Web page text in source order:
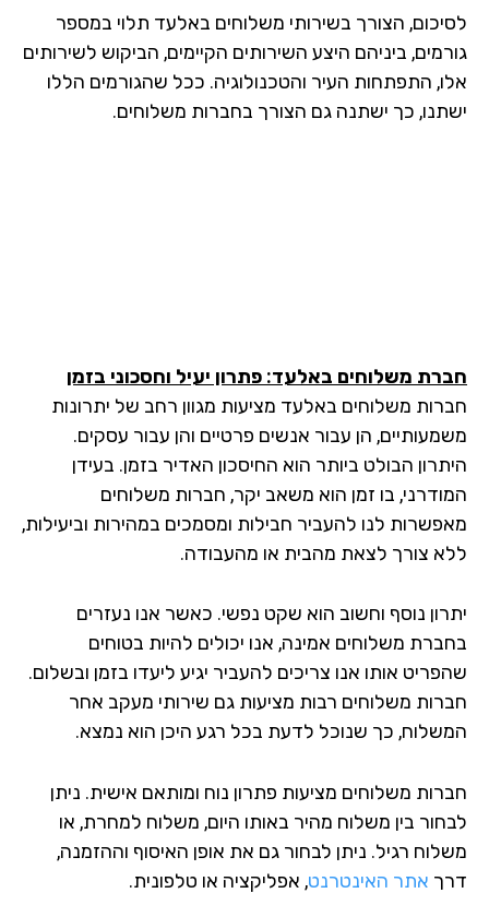
הצורך בשירותי משלוחים באלעד תלוי במספר
ביניהם היצע השירותים הקיימים, הביקוש לשירותים
התפתחות העיר והטכנולוגיה. ככל שהגורמים הללו
כך ישתנה גם הצורך בחברות משלוחים.
משלוחים באלעד: פתרון יעיל וחסכוני בזמן
משלוחים באלעד מציעות מגוון רחב של יתרונות
הן עבור אנשים פרטיים והן עבור עסקים.
הבולט ביותר הוא החיסכון האדיר בזמן. בעידן
בו זמן הוא משאב יקר, חברות משלוחים
לנו להעביר חבילות ומסמכים במהירות וביעילות,
צורך לצאת מהבית או מהעבודה.
נוסף וחשוב הוא שקט נפשי. כאשר אנו נעזרים
משלוחים אמינה, אנו יכולים להיות בטוחים
אותו אנו צריכים להעביר יגיע ליעדו בזמן ובשלום.
משלוחים רבות מציעות גם שירותי מעקב אחר
כך שנוכל לדעת בכל רגע היכן הוא נמצא.
משלוחים מציעות פתרון נוח ומותאם אישית. ניתן
בין משלוח מהיר באותו היום, משלוח למחרת, או
רגיל. ניתן לבחור גם את אופן האיסוף וההזמנה,
אתר האינטרנט, אפליקציה או טלפונית.